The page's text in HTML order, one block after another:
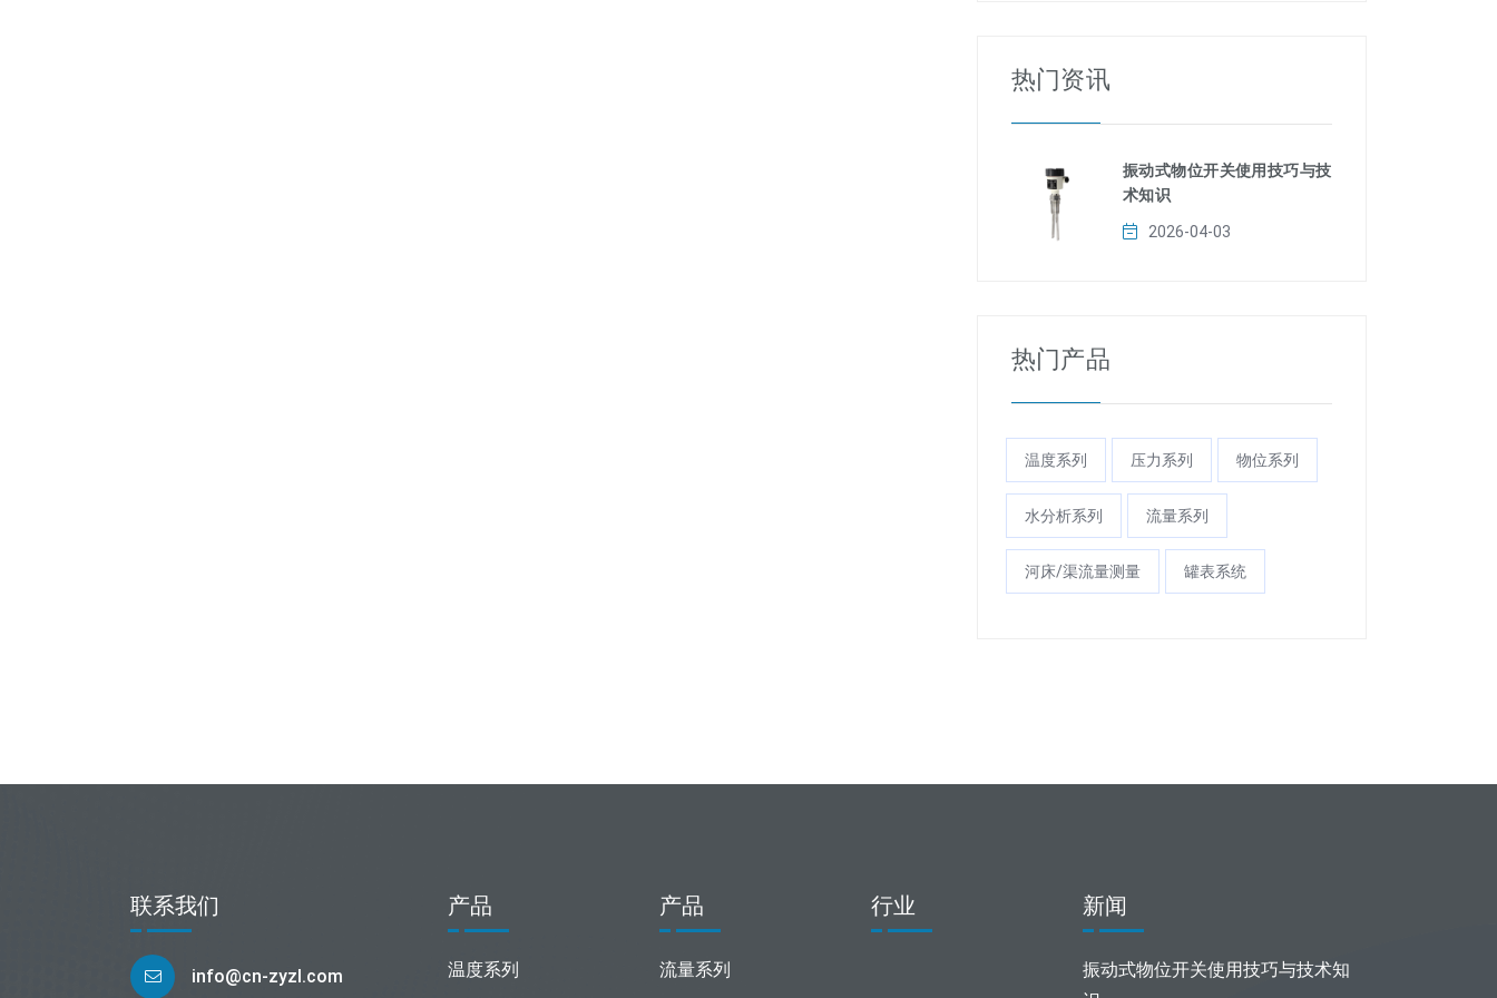
热门资讯
振动式物位开关使用技巧与技
术知识
2026-04-03
热门产品
温度系列 压力系列 物位系列
水分析系列 流量系列
河床/渠流量测量 罐表系统
联系我们
info@cn-zyzl.com
产品
温度系列
产品
流量系列
行业 新闻
振动式物位开关使用技巧与技术知